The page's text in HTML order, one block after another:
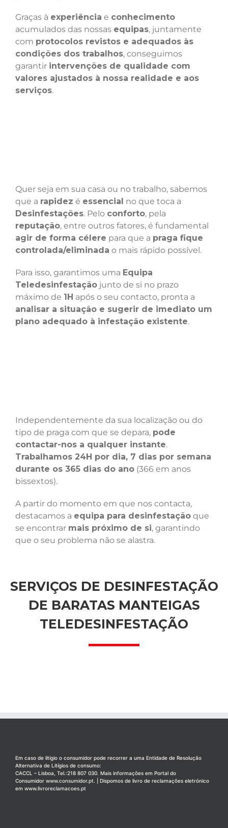
Graças à experiência e conhecimento
acumulados das nossas equipas, juntamente
com protocolos revistos e adequados às
condições dos trabalhos, conseguimos
garantir intervenções de qualidade com
valores ajustados à nossa realidade e aos
serviços.
Quer seja em sua casa ou no trabalho, sabemos
que a rapidez é essencial no que toca a
Desinfestações. Pelo conforto, pela
reputação, entre outros fatores, é fundamental
agir de forma célere para que a praga fique
controlada/eliminada o mais rápido possível.
Para isso, garantimos uma Equipa
Teledesinfestação junto de si no prazo
máximo de 1H após o seu contacto, pronta a
analisar a situação e sugerir de imediato um
plano adequado à infestação existente.
Independentemente da sua localização ou do
tipo de praga com que se depara, pode
contactar-nos a qualquer instante.
Trabalhamos 24H por dia, 7 dias por semana
durante os 365 dias do ano (366 em anos
bissextos).
A partir do momento em que nos contacta,
destacamos a equipa para desinfestação que
se encontrar mais próximo de si, garantindo
que o seu problema não se alastra.
SERVIÇOS DE DESINFESTAÇÃO
DE BARATAS MANTEIGAS
TELEDESINFESTAÇÃO
Em caso de litígio o consumidor pode recorrer a uma Entidade de Resolução
Alternativa de Litígios de consumo:
CACCL – Lisboa, Tel.:218 807 030. Mais informações em Portal do
Consumidor www.consumidor.pt. | Dispomos de livro de reclamações eletrónico
em www.livroreclamacoes.pt